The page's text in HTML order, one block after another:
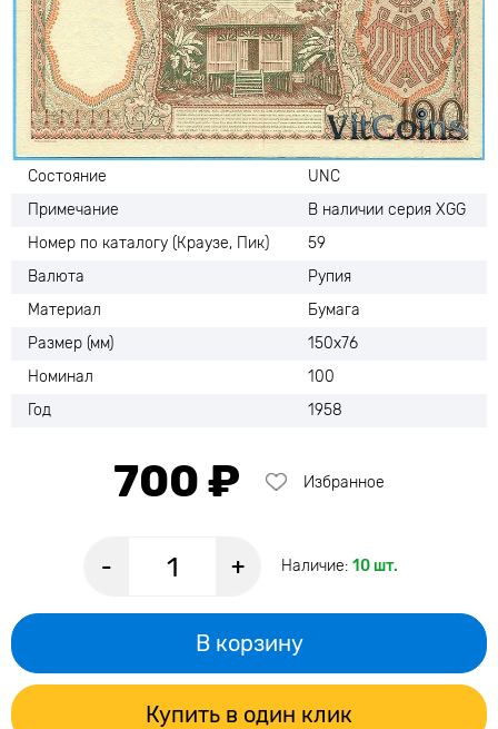
Состояние
UNC
Примечание
В наличии серия XGG
Номер по каталогу (Краузе, Пик)
59
Валюта
Рупия
Материал
Бумага
Размер (мм)
150х76
Номинал
100
Год
1958
700 ₽ Избранное
- + Наличие: 10 шт.
В корзину
Купить в один клик